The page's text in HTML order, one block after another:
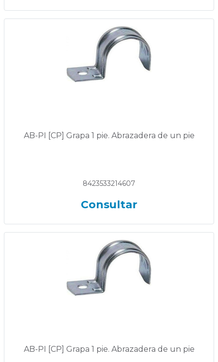
AB-PI [CP] Grapa 1 pie. Abrazadera de un pie
8423533214607
Consultar
AB-PI [CP] Grapa 1 pie. Abrazadera de un pie